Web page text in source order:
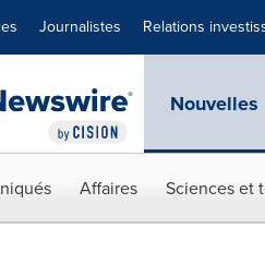
Journalistes Relations
Nouvelles
Affaires Sciences et